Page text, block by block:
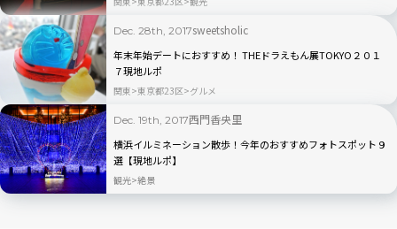
Dec. 28th, 2017sweetsholic
年末年始デートにおすすめ！ THEドラえもん展TOKYO２０１
７現地ルポ
関東 東京都23区 グルメ
Dec. 19th, 2017西門香央里
横浜イルミネーション散歩！今年のおすすめフォトスポット９
選【現地ルポ】
観光 絶景